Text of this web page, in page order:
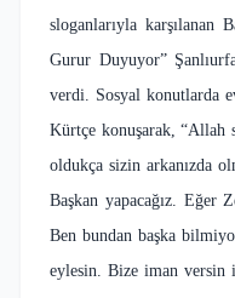
sloganlarıyla karşılanan
Gurur Duyuyor”
verdi. Sosyal konutlarda
Kürtçe konuşarak, “Allah
oldukça sizin arkanızda
Başkan yapacağız. Eğer
Ben bundan başka
eylesin. Bize iman versin